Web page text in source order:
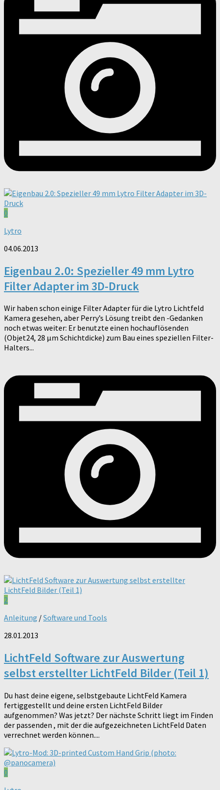
0
Lytro
04.06.2013
Eigenbau 2.0: Spezieller 49 mm Lytro
Filter Adapter im 3D-Druck
Wir haben schon einige Filter Adapter für die Lytro Lichtfeld
Kamera gesehen, aber Perry’s Lösung treibt den -Gedanken
noch etwas weiter: Er benutzte einen hochauflösenden
(Objet24, 28 µm Schichtdicke) zum Bau eines speziellen Filter-
Halters...
2
Anleitung /Software und Tools
28.01.2013
LichtFeld Software zur Auswertung
selbst erstellter LichtFeld Bilder (Teil 1)
Du hast deine eigene, selbstgebaute LichtFeld Kamera
fertiggestellt und deine ersten LichtFeld Bilder
aufgenommen? Was jetzt? Der nächste Schritt liegt im Finden
der passenden , mit der die aufgezeichneten LichtFeld Daten
verrechnet werden können....
0